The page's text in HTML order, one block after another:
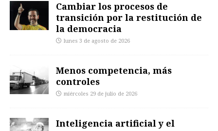
Cambiar los procesos de
transición por la restitución de
la democracia
lunes 3 de agosto de 2026
Menos competencia, más
controles
miércoles 29 de julio de 2026
Inteligencia artificial y el